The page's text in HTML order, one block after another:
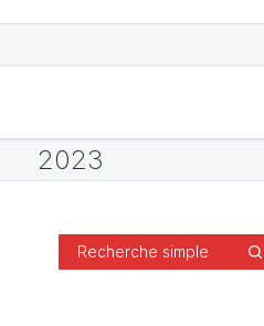
Recherche simple